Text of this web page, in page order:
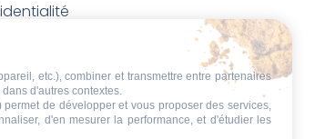
et de
etc.), combiner et transmettre entre partenaires
d'autres contextes.
de développer et vous proposer des services,
d'en mesurer la performance, et d'étudier les